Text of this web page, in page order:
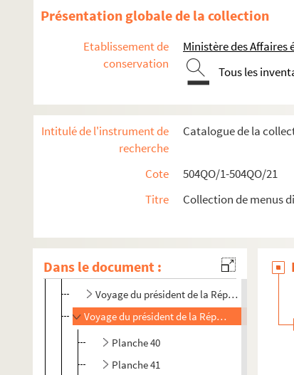
Présentation globale de la collection
Etablissement de
conservation
Ministère des Affaires
Tous les
Intitulé de l'instrument de
recherche
Catalogue de la
Cote
504QO/1-504QO/21
Titre
Collection de menus
Dans le document :
Planche 1
Planche 3
Planche 6 : retour de Port-Arthur du général
Visite du roi d'Espagne
Séjour à Paris des marins anglais
Congrès international de la tubercolose à
Voyage du prince de Bulgarie en France
Voyage du président de la République en
Voyage du président de la République au
Planche 40
Planche 41